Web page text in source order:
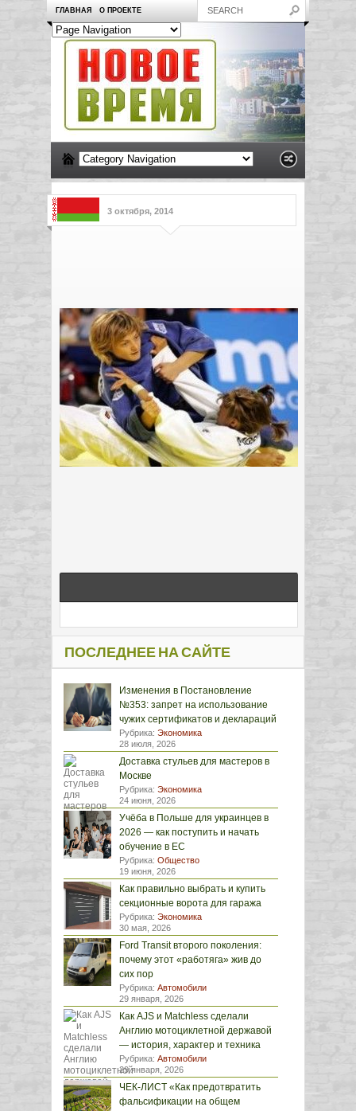
ГЛАВНАЯ О ПРОЕКТЕ
3 октября, 2014
ПОСЛЕДНЕЕ НА САЙТЕ
Изменения в Постановление
№353: запрет на использование
чужих сертификатов и деклараций
Рубрика: Экономика
28 июля, 2026
Доставка стульев для мастеров в
Москве
Рубрика: Экономика
24 июня, 2026
Учёба в Польше для украинцев в
2026 — как поступить и начать
обучение в ЕС
Рубрика: Общество
19 июня, 2026
Как правильно выбрать и купить
секционные ворота для гаража
Рубрика: Экономика
30 мая, 2026
Ford Transit второго поколения:
почему этот «работяга» жив до
сих пор
Рубрика: Автомобили
29 января, 2026
Как AJS и Matchless сделали
Англию мотоциклетной державой
— история, характер и техника
Рубрика: Автомобили
29 января, 2026
ЧЕК-ЛИСТ «Как предотвратить
фальсификации на общем